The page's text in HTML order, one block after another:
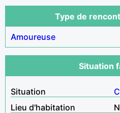
Type de
Amoureuse
Situation
Situation
Lieu d'habitation